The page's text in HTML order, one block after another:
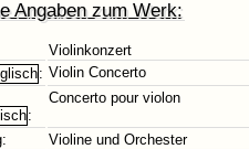
Angaben zum Werk:
Violinkonzert
: Violin Concerto
:
Concerto pour violon
Violine und Orchester